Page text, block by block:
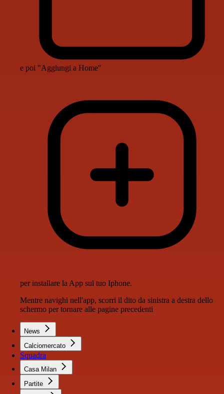
e poi "Aggiungi a Home"
per installare la App sul tuo Iphone.
Mentre navighi nell'app, scorri il dito da sinistra a destra dello
schermo per tornare alle pagine precedenti
News
Calciomercato
Squadra
Casa Milan
Partite